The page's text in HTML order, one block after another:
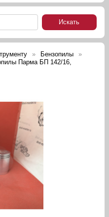
Бензопилы
Парма БП 142/16,